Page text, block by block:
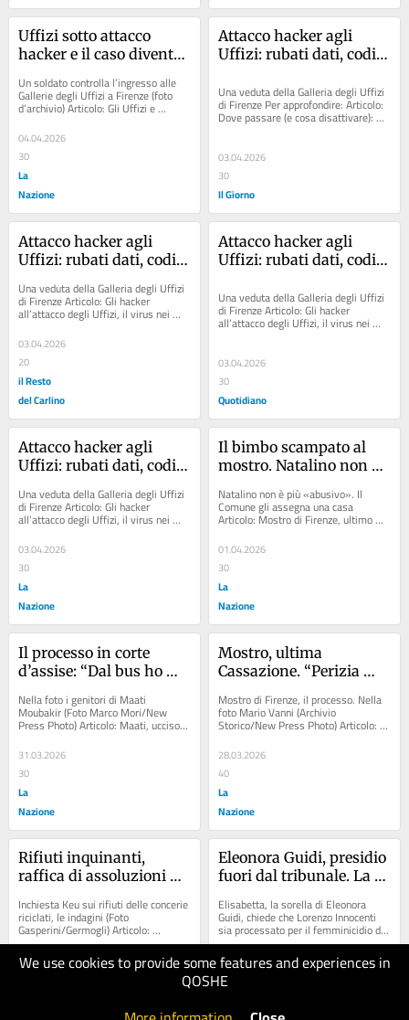
We use cookies to provide some features and experiences in
QOSHE
Uffizi sotto attacco
hacker e il caso diventa
“Niente è andato perso”
Un soldato controlla l’ingresso alle
Gallerie degli Uffizi a Firenze (foto
d’archivio) Articolo: Gli Uffizi e
l’attacco hacker: la versione del...
04.04.2026
30
La
Nazione
Attacco hacker agli
Uffizi: rubati dati, codici
riscatto, opere trasferite
nei caveau
Una veduta della Galleria degli Uffizi
di Firenze Per approfondire: Articolo:
Dove passare (e cosa disattivare):
mappe e password sul dark...
03.04.2026
30
Il Giorno
Attacco hacker agli
Uffizi: rubati dati, codici
riscatto, opere trasferite
nei caveau
Una veduta della Galleria degli Uffizi
di Firenze Articolo: Gli hacker
all’attacco degli Uffizi, il virus nei
server di uno dei più grandi musei...
03.04.2026
20
il Resto
del Carlino
Attacco hacker agli
Uffizi: rubati dati, codici
riscatto, opere trasferite
nei caveau
Una veduta della Galleria degli Uffizi
di Firenze Articolo: Gli hacker
all’attacco degli Uffizi, il virus nei
server di uno dei più grandi musei...
03.04.2026
30
Quotidiano
Attacco hacker agli
Uffizi: rubati dati, codici
riscatto, opere trasferite
nei caveau
Una veduta della Galleria degli Uffizi
di Firenze Articolo: Gli hacker
all’attacco degli Uffizi, il virus nei
server di uno dei più grandi musei...
03.04.2026
30
La
Nazione
Il bimbo scampato al
mostro. Natalino non è
Comune gli assegna
una casa
Natalino non è più «abusivo». Il
Comune gli assegna una casa
Articolo: Mostro di Firenze, ultimo
atto: la Cassazione boccia la
revisione. No alla...
01.04.2026
30
La
Nazione
Il processo in corte
d’assise: “Dal bus ho
anche io ho avuto
paura”
Nella foto i genitori di Maati
Moubakir (Foto Marco Mori/New
Press Photo) Articolo: Maati, ucciso
dopo la discoteca. Il racconto choc del
testimone:...
31.03.2026
30
La
Nazione
Mostro, ultima
Cassazione. “Perizia
Mostro di Firenze, il processo. Nella
foto Mario Vanni (Archivio
Storico/New Press Photo) Articolo:
Mostro di Firenze, ultimo atto: la
Cassazione...
28.03.2026
40
La
Nazione
Rifiuti inquinanti,
raffica di assoluzioni
andranno a giudizio
Inchiesta Keu sui rifiuti delle concerie
riciclati, le indagini (Foto
Gasperini/Germogli) Articolo:
Polemica sulla bonifica della 429: "È
solo...
28.03.2026
Eleonora Guidi, presidio
fuori dal tribunale. La
social e risponde ai
periti, Innocenti va
processato”
Elisabetta, la sorella di Eleonora
Guidi, chiede che Lorenzo Innocenti
sia processato per il femminicidio di
Rufina Articolo: Il femminicidio di...
25.03.2026
50